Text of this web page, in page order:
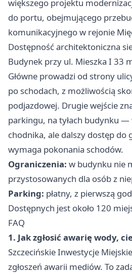
większego projektu
do portu, obejmującego
komunikacyjnego w rejonie
Dostępność architektoniczna
Budynek przy ul. Mieszka I 33
Główne prowadzi od strony
po schodach, z możliwością
podjazdowej. Drugie wejście
parkingu, na tyłach budynku —
chodnika, ale dalszy dostęp do
wymaga pokonania schodów.
Ograniczenia: w budynku nie
przystosowanych dla osób z
Parking: płatny, z pierwszą
Dostępnych jest około 120
FAQ
1. Jak zgłosić awarię wody,
Szczecińskie Inwestycje
zgłoszeń awarii mediów. To